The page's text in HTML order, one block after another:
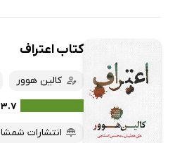
کتاب اعتراف
کالین هوور
۳.۷
انتشارات